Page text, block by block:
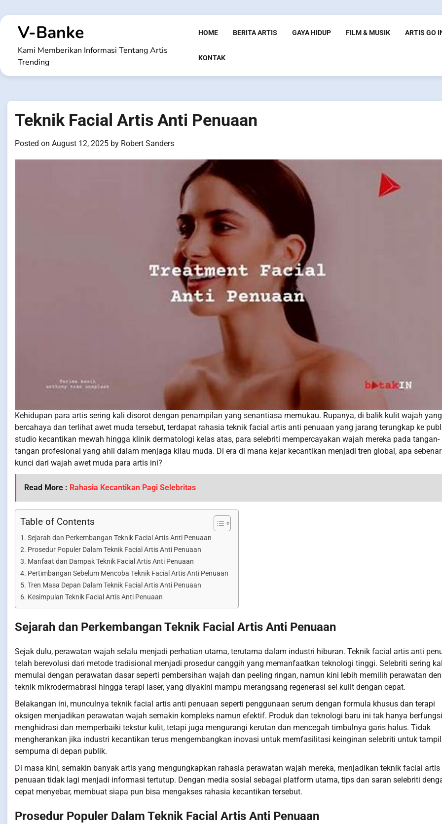
to
contentV-Banke
Kami Memberikan Informasi Tentang Artis
Trending
HOME BERITA ARTIS GAYA HIDUP FILM & MUSIK ARTIS GO
KONTAK
Teknik Facial Artis Anti Penuaan
Posted on August 12, 2025 by Robert Sanders
Kehidupan para artis sering kali disorot dengan penampilan yang senantiasa memukau. Rupanya, di balik kulit wajah yang
bercahaya dan terlihat awet muda tersebut, terdapat rahasia teknik facial artis anti penuaan yang jarang terungkap ke
studio kecantikan mewah hingga klinik dermatologi kelas atas, para selebriti mempercayakan wajah mereka pada tangan-
tangan profesional yang ahli dalam menjaga kilau muda. Di era di mana kejar kecantikan menjadi tren global, apa
kunci dari wajah awet muda para artis ini?
Read More : Rahasia Kecantikan Pagi Selebritas
Table of Contents
Sejarah dan Perkembangan Teknik Facial Artis Anti Penuaan
Prosedur Populer Dalam Teknik Facial Artis Anti Penuaan
Manfaat dan Dampak Teknik Facial Artis Anti Penuaan
Pertimbangan Sebelum Mencoba Teknik Facial Artis Anti Penuaan
Tren Masa Depan Dalam Teknik Facial Artis Anti Penuaan
Kesimpulan Teknik Facial Artis Anti Penuaan
Sejarah dan Perkembangan Teknik Facial Artis Anti Penuaan
Sejak dulu, perawatan wajah selalu menjadi perhatian utama, terutama dalam industri hiburan. Teknik facial artis anti
telah berevolusi dari metode tradisional menjadi prosedur canggih yang memanfaatkan teknologi tinggi. Selebriti sering
memulai dengan perawatan dasar seperti pembersihan wajah dan peeling ringan, namun kini lebih memilih perawatan
teknik mikrodermabrasi hingga terapi laser, yang diyakini mampu merangsang regenerasi sel kulit dengan cepat.
Belakangan ini, munculnya teknik facial artis anti penuaan seperti penggunaan serum dengan formula khusus dan terapi
oksigen menjadikan perawatan wajah semakin kompleks namun efektif. Produk dan teknologi baru ini tak hanya berfungsi
menghidrasi dan memperbaiki tekstur kulit, tetapi juga mengurangi kerutan dan mencegah timbulnya garis halus. Tidak
mengherankan jika industri kecantikan terus mengembangkan inovasi untuk memfasilitasi keinginan selebriti untuk tampil
sempurna di depan publik.
Di masa kini, semakin banyak artis yang mengungkapkan rahasia perawatan wajah mereka, menjadikan teknik facial artis
penuaan tidak lagi menjadi informasi tertutup. Dengan media sosial sebagai platform utama, tips dan saran selebriti
cepat menyebar, membuat siapa pun bisa mengakses rahasia kecantikan tersebut.
Prosedur Populer Dalam Teknik Facial Artis Anti Penuaan